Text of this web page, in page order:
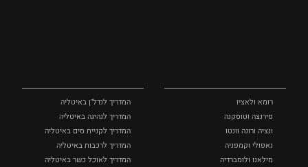
רומא ולאציו
פירנצה וטוסקנה ‏
ונציה ורונה וונטו
נאפולי‏ וקמפניה
מילאנו ולומברדיה
המדריך לנדל"ן באיטליה
המדריך לנהיגה באיטליה
המדריך לקניית סים באיטליה
המדריך לרכבות באיטליה
המדריך לאוכל כשר באיטליה